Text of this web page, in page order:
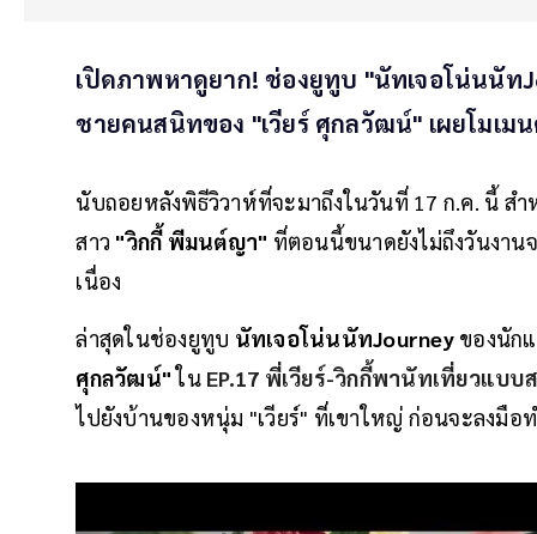
เปิดภาพหาดูยาก! ช่องยูทูบ "นัทเจอโน่นนัท
ชายคนสนิทของ "เวียร์ ศุกลวัฒน์" เผยโมเม
นับถอยหลังพิธีวิวาห์ที่จะมาถึงในวันที่ 17 ก.ค. นี้ ส
สาว "วิกกี้ พีมนต์ญา" ที่ตอนนี้ขนาดยังไม่ถึงวันงาน
เนื่อง
ล่าสุดในช่องยูทูบ นัทเจอโน่นนัทJourneyของนัก
ศุกลวัฒน์"ใน EP.17 พี่เวียร์-วิกกี้พานัทเที่ยวแบ
ไปยังบ้านของหนุ่ม "เวียร์" ที่เขาใหญ่ ก่อนจะลงมื